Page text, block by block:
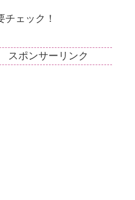
ェック！
スポンサーリンク